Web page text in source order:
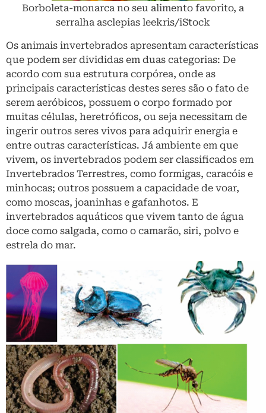
Borboleta-monarca no seu alimento favorito, a
serralha asclepias leekris/iStock
Os animais invertebrados apresentam características
que podem ser divididas em duas categorias: De
acordo com sua estrutura corpórea, onde as
principais características destes seres são o fato de
serem aeróbicos, possuem o corpo formado por
muitas células, heretróficos, ou seja necessitam de
ingerir outros seres vivos para adquirir energia e
entre outras características. Já ambiente em que
vivem, os invertebrados podem ser classificados em
Invertebrados Terrestres, como formigas, caracóis e
minhocas; outros possuem a capacidade de voar,
como moscas, joaninhas e gafanhotos. E
invertebrados aquáticos que vivem tanto de água
doce como salgada, como o camarão, siri, polvo e
estrela do mar.